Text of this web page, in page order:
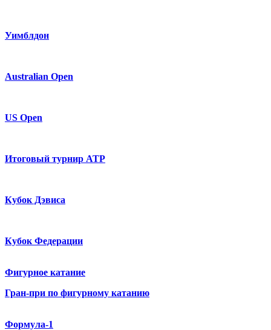
Уимблдон
Australian Open
US Open
Итоговый турнир ATP
Кубок Дэвиса
Кубок Федерации
Фигурное катание
Гран-при по фигурному катанию
Формула-1